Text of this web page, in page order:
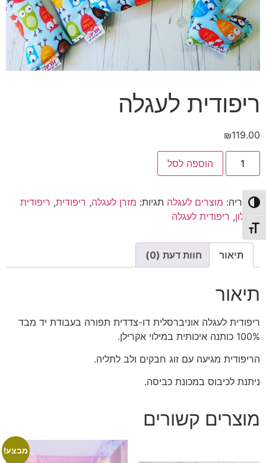
הפעל/כבה ניגודיות גבוהה
מתג גודל גופן
ריפודית לעגלה
₪119.00
כמות
ריפודית
הוספה לסל
קטגוריה: מוצרים לעגלה תגיות: מזרן לעגלה, ריפודית, ריפודית
לטיולון, ריפודית לעגלה
תיאור חוות דעת (0)
תיאור
ריפודית לעגלה אוניברסלית דו-צדדית תפורה בעבודת יד מבד
100% כותנה איכותית במילוי אקרילן.
הריפודית מגיעה עם זוג חבקים ולב לתליה.
ניתנת לכיבוס במכונת כביסה.
מוצרים קשורים
מבצע!